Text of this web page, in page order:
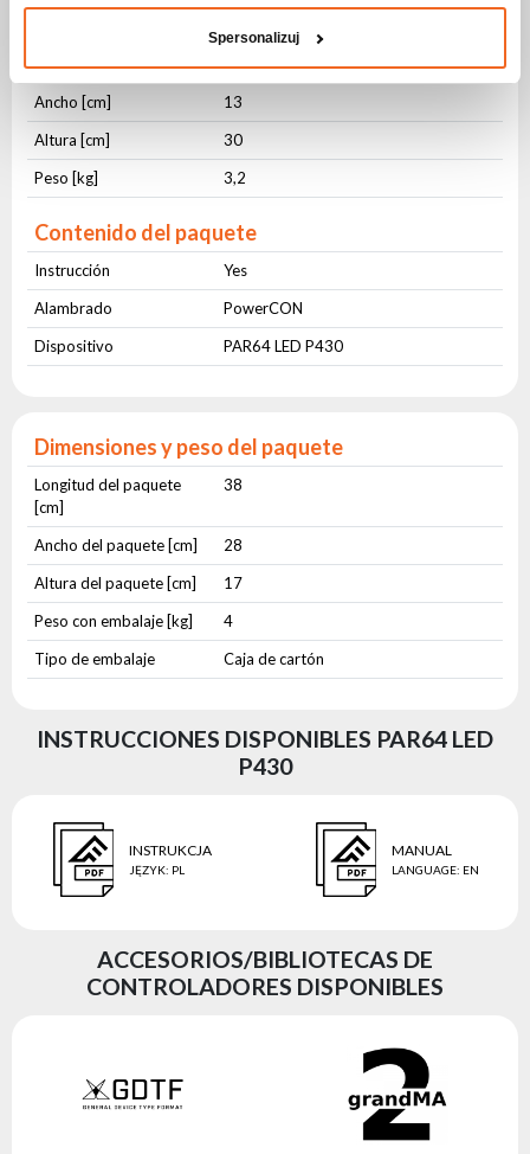
Spersonalizuj
Longitud [cm]
28
Ancho [cm]
13
Altura [cm]
30
Peso [kg]
3,2
Contenido del paquete
Instrucción
Yes
Alambrado
PowerCON
Dispositivo
PAR64 LED P430
Dimensiones y peso del paquete
Longitud del paquete
[cm]
38
Ancho del paquete [cm]
28
Altura del paquete [cm]
17
Peso con embalaje [kg]
4
Tipo de embalaje
Caja de cartón
INSTRUCCIONES DISPONIBLES PAR64 LED
P430
INSTRUKCJA
JĘZYK: PL
MANUAL
LANGUAGE: EN
ACCESORIOS/BIBLIOTECAS DE
CONTROLADORES DISPONIBLES